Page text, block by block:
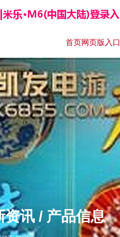
首页网页版入口
资讯 / 产品信息